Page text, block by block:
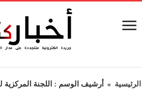
الرئيسية » أرشيف الوسم : اللجنة المركزية